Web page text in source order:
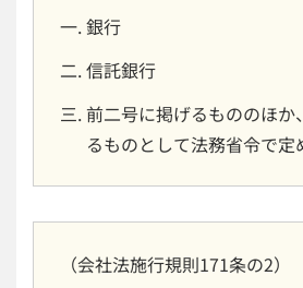
銀行
信託銀行
前二号に掲げるもののほか
るものとして法務省令で定
（会社法施行規則171条の2）